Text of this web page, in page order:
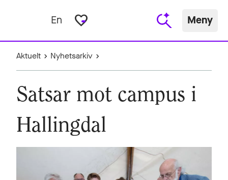
En favorite_border Meny
Aktuelt Nyhetsarkiv
Satsar mot campus i
Hallingdal